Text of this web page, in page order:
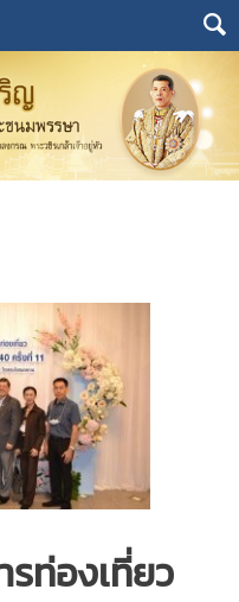
ท่องเที่ยว